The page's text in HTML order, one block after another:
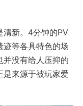
清新。4分钟的PV
迹等各具特色的场
并没有给人压抑的
是来源于被玩家爱